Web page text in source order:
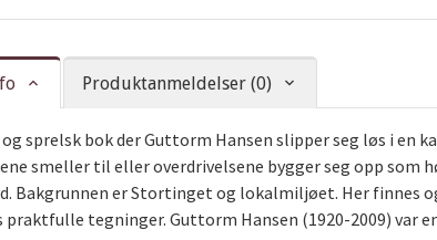
Produktanmeldelser (0)
sprelsk bok der Guttorm Hansen slipper seg løs i en
smeller til eller overdrivelsene bygger seg opp som
Bakgrunnen er Stortinget og lokalmiljøet. Her finnes
praktfulle tegninger. Guttorm Hansen (1920-2009) var